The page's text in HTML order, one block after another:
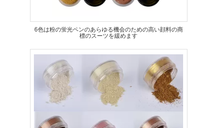
6色は粉の蛍光ペンのあらゆる機会のための高い顔料の商
標のスーツを緩めます